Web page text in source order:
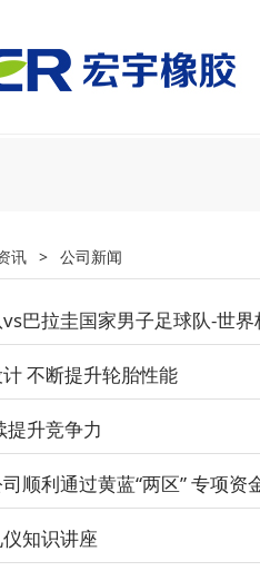
足球队
讯 > 公司新闻
巴拉圭国家男子足球队-世
不断提升轮胎性能
提升竞争力
顺利通过黄蓝“两区” 专项资
知识讲座